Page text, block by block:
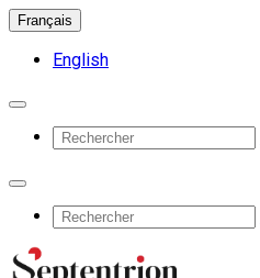
Français
English